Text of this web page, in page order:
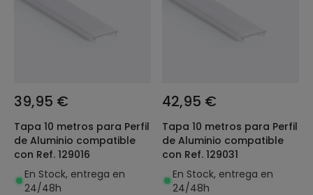
39,95 €
Tapa 10 metros para Perfil
de Aluminio compatible
con Ref. 129016
En Stock, entrega en
24/48h
42,95 €
Tapa 10 metros para Perfil
de Aluminio compatible
con Ref. 129031
En Stock, entrega en
24/48h